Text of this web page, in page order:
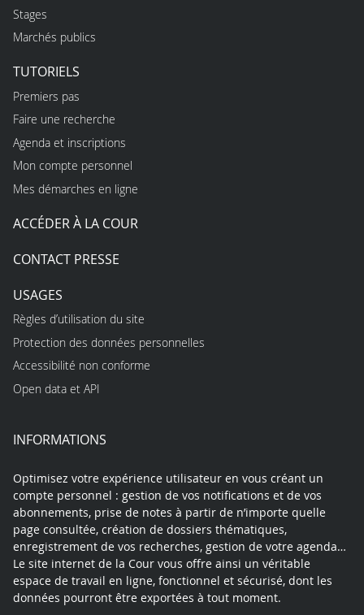
Stages
Marchés publics
TUTORIELS
Premiers pas
Faire une recherche
Agenda et inscriptions
Mon compte personnel
Mes démarches en ligne
ACCÉDER À LA COUR
CONTACT PRESSE
USAGES
Règles d’utilisation du site
Protection des données personnelles
Accessibilité non conforme
Open data et API
INFORMATIONS
Optimisez votre expérience utilisateur en vous créant un
compte personnel : gestion de vos notifications et de vos
abonnements, prise de notes à partir de n’importe quelle
page consultée, création de dossiers thématiques,
enregistrement de vos recherches, gestion de votre agenda…
Le site internet de la Cour vous offre ainsi un véritable
espace de travail en ligne, fonctionnel et sécurisé, dont les
données pourront être exportées à tout moment.